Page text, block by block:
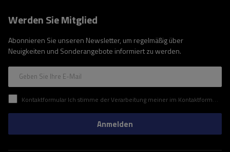
Werden Sie Mitglied
Abonnieren Sie unseren Newsletter, um regelmäßig über
Neuigkeiten und Sonderangebote informiert zu werden.
Geben Sie Ihre E-Mail
Kontaktformular Ich stimme der Verarbeitung meiner im Kontaktformular enthaltenen personenbezogenen Daten gemäß der Verordnung (EU) des Europäischen Parlaments und des Rates zu.
Anmelden